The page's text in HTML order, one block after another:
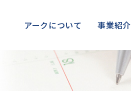
アークについて 事業紹介